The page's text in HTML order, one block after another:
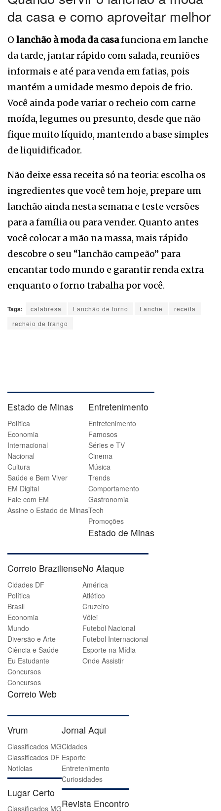
da casa e como aproveitar melhor
O lanchão à moda da casafunciona em lanche
da tarde, jantar rápido com salada, reuniões
informais e até para venda em fatias, pois
mantém a umidade mesmo depois de frio.
Você ainda pode variar o recheio com carne
moída, legumes ou presunto, desde que não
fique muito líquido, mantendo a base simples
de liquidificador.
Não deixe essa receita só na teoria: escolha os
ingredientes que você tem hoje, prepare um
lanchão ainda nesta semana e teste versões
para a família ou para vender. Quanto antes
você colocar a mão na massa, mais rápido
descobre o seu “lanchão campeão” para
encantar todo mundo e garantir renda extra
enquanto o forno trabalha por você.
Tags: calabresa Lanchão de forno Lanche
receita
recheio de frango
Estado de Minas
Política
Economia
Internacional
Nacional
Cultura
Saúde e Bem Viver
EM Digital
Fale com EM
Assine o Estado de Minas
Entretenimento
Entretenimento
Famosos
Séries e TV
Cinema
Música
Trends
Comportamento
Gastronomia
Tech
Promoções
Estado de Minas
Correio Braziliense
Cidades DF
Política
Brasil
Economia
Mundo
Diversão e Arte
Ciência e Saúde
Eu Estudante
Concursos
Concursos
Correio Web
No Ataque
América
Atlético
Cruzeiro
Vôlei
Futebol Nacional
Futebol Internacional
Esporte na Mídia
Onde Assistir
Vrum
Classificados MG
Classificados DF
Notícias
Lugar Certo
Classificados MG
Jornal Aqui
Cidades
Esporte
Entretenimento
Curiosidades
Revista Encontro